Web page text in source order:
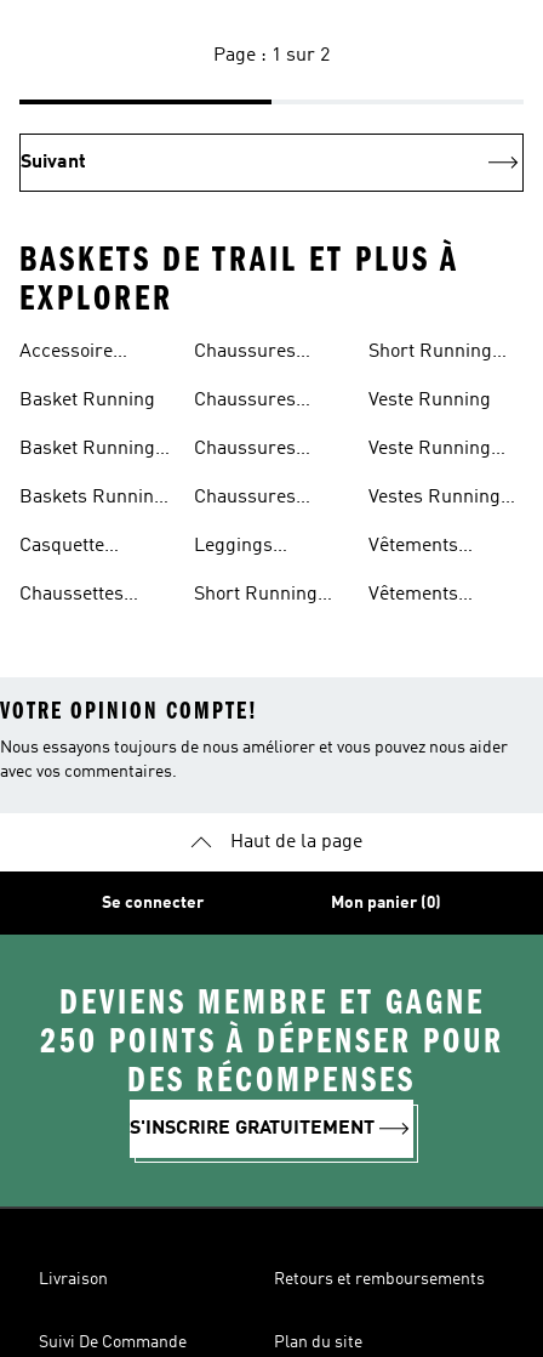
Page : 1 sur 2
Suivant
BASKETS DE TRAIL ET PLUS À
EXPLORER
Accessoire
Basket Running
Basket Running
Baskets Running
Casquette
Chaussettes
Chaussures
Chaussures
Chaussures
Chaussures
Leggings
Short Running
Short Running
Veste Running
Veste Running
Vestes Running
Vêtements
Vêtements
VOTRE OPINION COMPTE!
Nous essayons toujours de nous améliorer et vous pouvez nous aider
avec vos commentaires.
Haut de la page
Se connecter Mon panier (0)
DEVIENS MEMBRE ET GAGNE
250 POINTS À DÉPENSER POUR
DES RÉCOMPENSES
S'INSCRIRE GRATUITEMENT
Livraison Retours et remboursements
Suivi De Commande Plan du site